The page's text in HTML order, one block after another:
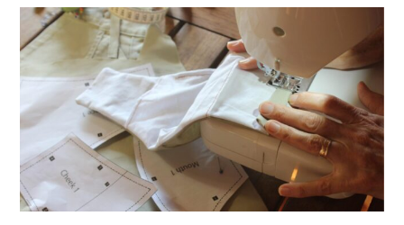
e
o
i
t
t
e
a
t
s
A
t
e
n
n
e